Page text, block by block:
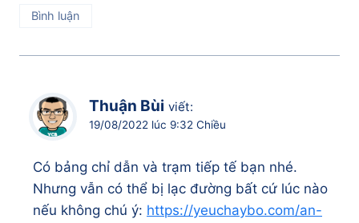
Bình luận
Thuận Bùi viết:
19/08/2022 lúc 9:32 Chiều
Có bảng chỉ dẫn và trạm tiếp tế bạn nhé.
Nhưng vẫn có thể bị lạc đường bất cứ lúc nào
nếu không chú ý: https://yeuchaybo.com/an-